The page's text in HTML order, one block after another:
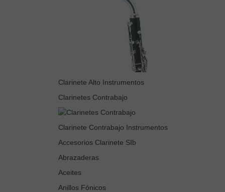
Clarinete Alto Instrumentos
Clarinetes Contrabajo
Clarinete Contrabajo Instrumentos
Accesorios Clarinete SIb
Abrazaderas
Aceites
Anillos Fónicos